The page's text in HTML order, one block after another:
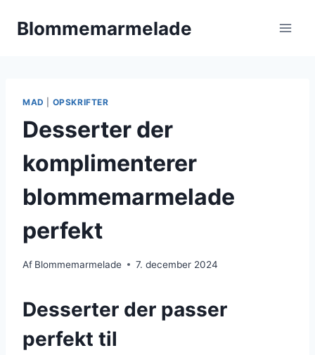
Blommemarmelade
MAD OPSKRIFTER
Desserter der
komplimenterer
blommemarmelade
perfekt
Af Blommemarmelade 7. december 2024
Desserter der passer
perfekt til